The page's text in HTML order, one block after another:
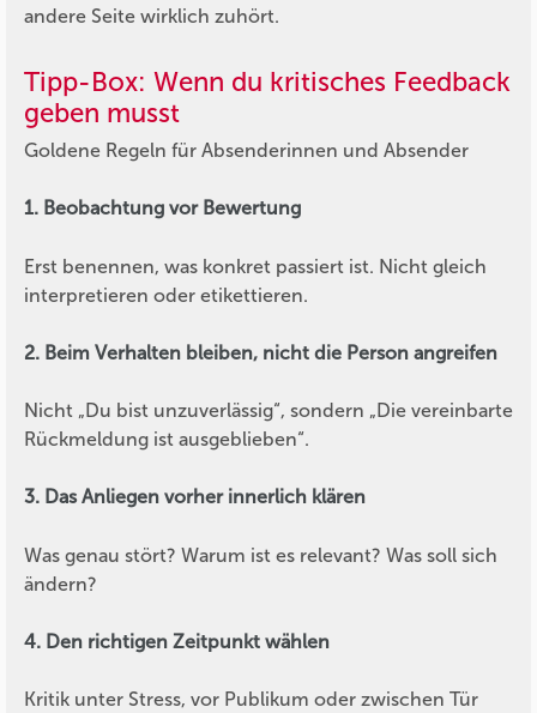
andere Seite wirklich zuhört.
Tipp-Box: Wenn du kritisches Feedback
geben musst
Goldene Regeln für Absenderinnen und Absender
1. Beobachtung vor Bewertung
Erst benennen, was konkret passiert ist. Nicht gleich
interpretieren oder etikettieren.
2. Beim Verhalten bleiben, nicht die Person angreifen
Nicht „Du bist unzuverlässig“, sondern „Die vereinbarte
Rückmeldung ist ausgeblieben“.
3. Das Anliegen vorher innerlich klären
Was genau stört? Warum ist es relevant? Was soll sich
ändern?
4. Den richtigen Zeitpunkt wählen
Kritik unter Stress, vor Publikum oder zwischen Tür